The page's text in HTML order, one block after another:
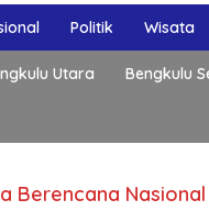
Politik Wisata
Utara Bengkulu
Berencana Nasional